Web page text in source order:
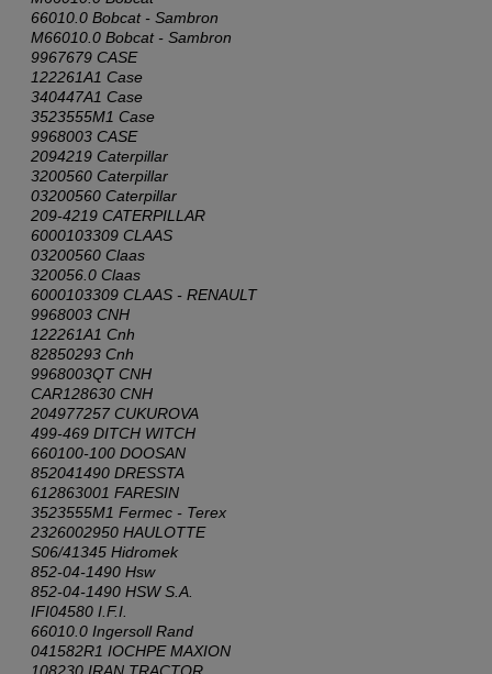
66010.0 Bobcat - Sambron
M66010.0 Bobcat - Sambron
9967679 CASE
122261A1 Case
340447A1 Case
3523555M1 Case
9968003 CASE
2094219 Caterpillar
3200560 Caterpillar
03200560 Caterpillar
209-4219 CATERPILLAR
6000103309 CLAAS
03200560 Claas
320056.0 Claas
6000103309 CLAAS - RENAULT
9968003 CNH
122261A1 Cnh
82850293 Cnh
9968003QT CNH
CAR128630 CNH
204977257 CUKUROVA
499-469 DITCH WITCH
660100-100 DOOSAN
852041490 DRESSTA
612863001 FARESIN
3523555M1 Fermec - Terex
2326002950 HAULOTTE
S06/41345 Hidromek
852-04-1490 Hsw
852-04-1490 HSW S.A.
IFI04580 I.F.I.
66010.0 Ingersoll Rand
041582R1 IOCHPE MAXION